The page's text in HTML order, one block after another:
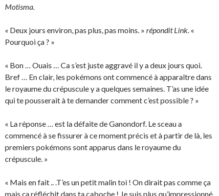
Motisma.
« Deux jours environ, pas plus, pas moins. » répondit Link. «
Pourquoi ça ? »
« Bon … Ouais … Ca s’est juste aggravé il y a deux jours quoi.
Bref … En clair, les pokémons ont commencé à apparaître dans
le royaume du crépuscule y a quelques semaines. T’as une idée
qui te pousserait à te demander comment c’est possible ? »
« La réponse … est la défaite de Ganondorf. Le sceau a
commencé à se fissurer à ce moment précis et à partir de là, les
premiers pokémons sont apparus dans le royaume du
crépuscule. »
« Mais en fait .. .T’es un petit malin toi ! On dirait pas comme ça
mais ça réfléchit dans ta caboche ! Je suis plus qu’impressionné,